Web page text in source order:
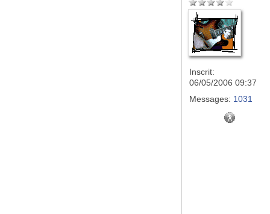
Inscrit:
06/05/2006 09:37
Messages: 1031